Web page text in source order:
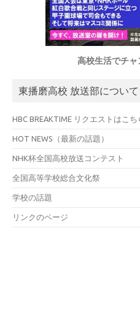
高校生活でチャ
東播磨高校 放送部について
HBC BREAKTIME リクエストはこち
HOT NEWS（最新の話題）
NHK杯全国高校放送コンテスト
全国高等学校総合文化祭
学校の話題
リンクのページ